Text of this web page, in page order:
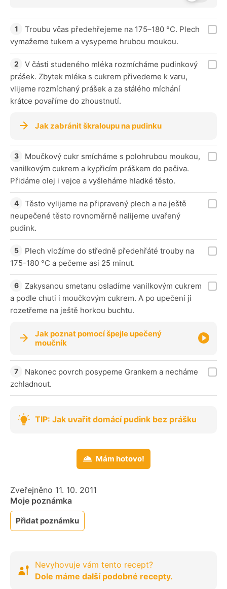
Troubu včas předehřejeme na 175–180 °C. Plech
vymažeme tukem a vysypeme hrubou moukou.
V části studeného mléka rozmícháme pudinkový
prášek. Zbytek mléka s cukrem přivedeme k varu,
vlijeme rozmíchaný prášek a za stálého míchání
krátce povaříme do zhoustnutí.
Jak zabránit škraloupu na pudinku
Moučkový cukr smícháme s polohrubou moukou,
vanilkovým cukrem a kypřicím práškem do pečiva.
Přidáme olej i vejce a vyšleháme hladké těsto.
Těsto vylijeme na připravený plech a na ještě
neupečené těsto rovnoměrně nalijeme uvařený
pudink.
Plech vložíme do středně předehřáté trouby na
175-180 °C a pečeme asi 25 minut.
Zakysanou smetanu osladíme vanilkovým cukrem
a podle chuti i moučkovým cukrem. A po upečení ji
rozetřeme na ještě horkou buchtu.
Jak poznat pomocí špejle upečený
moučník
Nakonec povrch posypeme Grankem a necháme
zchladnout.
TIP: Jak uvařit domácí pudink bez prášku
Mám hotovo!
Zveřejněno 11. 10. 2011
Moje poznámka
Přidat poznámku
Nevyhovuje vám tento recept?
Dole máme další podobné recepty.